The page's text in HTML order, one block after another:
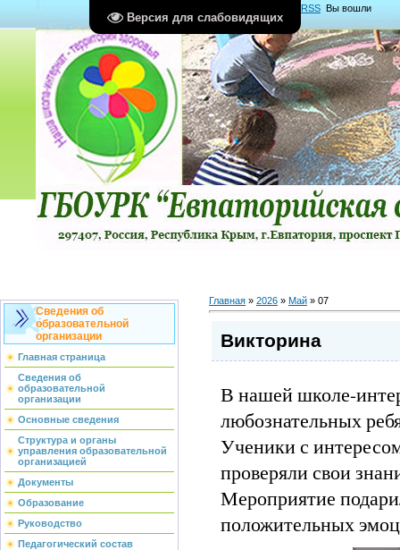
Версия для слабовидящих
RSS Вы вошли
какГость Группа "Гости"
Сведения об
образовательной
организации
Главная страница
Сведения об
образовательной
организации
Основные сведения
Структура и органы
управления образовательной
организацией
Документы
Образование
Руководство
Педагогический состав
Главная » 2026 » Май » 07
Викторина
В нашей школе-
любознательных
Ученики с
проверяли свои
Мероприятие
положительных